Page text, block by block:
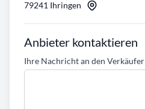
79241 Ihringen
Anbieter kontaktieren
Ihre Nachricht an den Verkäufer